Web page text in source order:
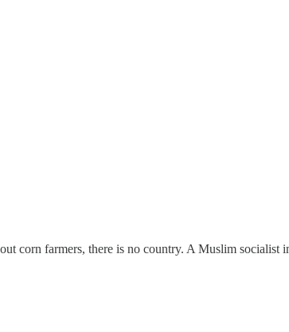
corn farmers, there is no country. A Muslim